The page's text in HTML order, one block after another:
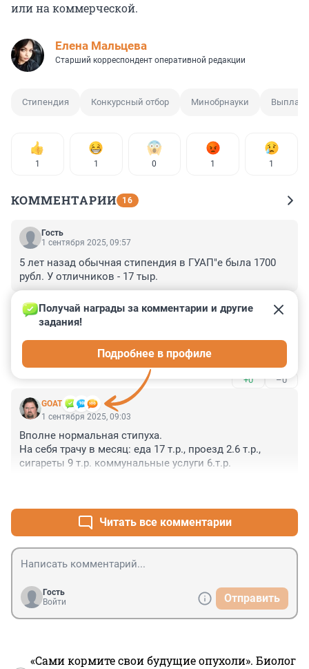
или на коммерческой.
Елена Мальцева
Старший корреспондент оперативной редакции
Стипендия Конкурсный отбор Минобрнауки Выплата
1 1 0 1 1
КОММЕНТАРИИ 16
Гость
1 сентября 2025, 09:57
5 лет назад обычная стипендия в ГУАП"е была 1700
рубл. У отличников - 17 тыр.
–1
Гость
еще чуть - и сравняется с обычной в 1970-е
+0 –0
GOAT
Получай награды за комментарии и другие
задания!
Подробнее в профиле
1 сентября 2025, 09:03
Вполне нормальная стипуха.
На себя трачу в месяц: еда 17 т.р., проезд 2.6 т.р.,
сигареты 9 т.р. коммунальные услуги 6.т.р.
Читать все комментарии
Гость
Войти
Отправить
«Сами кормите свои будущие опухоли». Биолог